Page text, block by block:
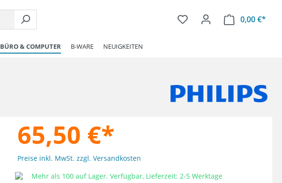
0,00 €*
BÜRO & COMPUTER B-WARE NEUIGKEITEN
65,50 €*
Preise inkl. MwSt. zzgl. Versandkosten
Mehr als 100 auf Lager. Verfügbar, Lieferzeit: 2-5 Werktage